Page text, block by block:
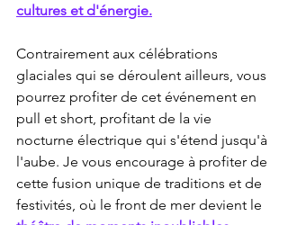
cultures et d'énergie.
Contrairement aux célébrations
glaciales qui se déroulent ailleurs, vous
pourrez profiter de cet événement en
pull et short, profitant de la vie
nocturne électrique qui s'étend jusqu'à
l'aube. Je vous encourage à profiter de
cette fusion unique de traditions et de
festivités, où le front de mer devient le